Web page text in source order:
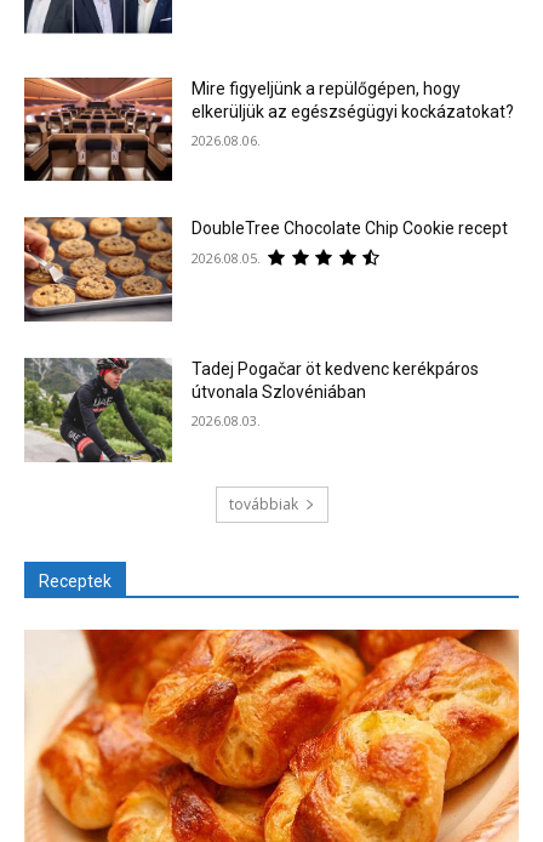
Mire figyeljünk a repülőgépen, hogy
elkerüljük az egészségügyi kockázatokat?
2026.08.06.
DoubleTree Chocolate Chip Cookie recept
2026.08.05.
Tadej Pogačar öt kedvenc kerékpáros
útvonala Szlovéniában
2026.08.03.
továbbiak
Receptek